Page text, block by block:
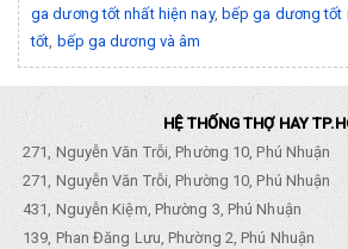
ga dương tốt nhất hiện nay, bếp ga dương tốt
tốt, bếp ga dương và âm
HỆ THỐNG THỢ HAY
271, Nguyễn Văn Trỗi, Phường 10, Phú Nhuận
271, Nguyễn Văn Trỗi, Phường 10, Phú Nhuận
431, Nguyễn Kiệm, Phường 3, Phú Nhuận
139, Phan Đăng Lưu, Phường 2, Phú Nhuận